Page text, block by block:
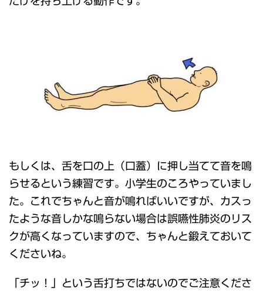
もしくは、舌を口の上（口蓋）に押し当てて音を鳴
らせるという練習です。小学生のころやっていまし
た。これでちゃんと音が鳴ればいいですが、カスっ
たような音しかな鳴らない場合は誤嚥性肺炎のリス
クが高くなっていますので、ちゃんと鍛えておいて
くださいね。
「チッ！」という舌打ちではないのでご注意くださ